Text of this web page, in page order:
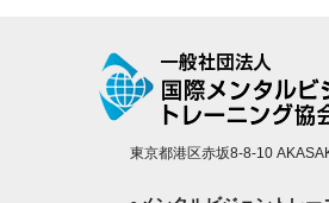
東京都港区赤坂8-8-10